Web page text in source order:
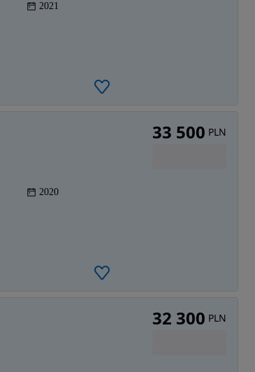
2021
2020
33 500 PLN
32 300 PLN